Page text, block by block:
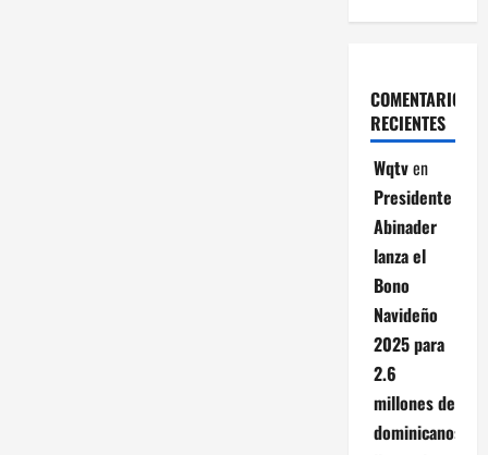
COMENTARIOS
RECIENTES
Wqtven
Presidente
Abinader
lanza el
Bono
Navideño
2025 para
2.6
millones de
dominicanos;